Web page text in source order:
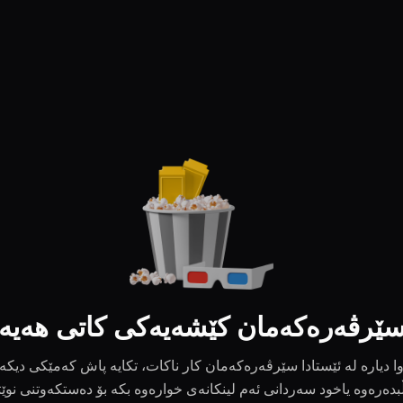
کێشەیەکی کاتی
وا دیارە لە ئێستادا سێرڤەرەکەمان کار ناکات، تکایە پاش کەمێکی دیکە
یاخود سەردانی ئەم لینکانەی خوارەوە بکە بۆ دەستکەوتنی